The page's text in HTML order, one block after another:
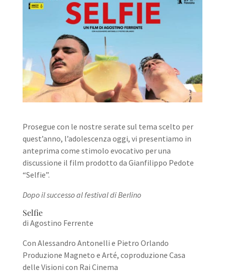
Prosegue con le nostre serate sul tema scelto per
quest’anno, l’adolescenza oggi, vi presentiamo in
anteprima come stimolo evocativo per una
discussione il film prodotto da Gianfilippo Pedote
“Selfie”.
Dopo il successo al festival di Berlino
Selfie
di Agostino Ferrente
Con Alessandro Antonelli e Pietro Orlando
Produzione Magneto e Arté, coproduzione Casa
delle Visioni con Rai Cinema